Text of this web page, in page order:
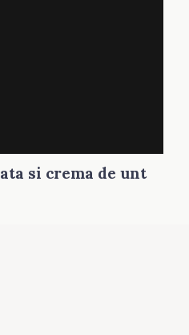
si crema de unt